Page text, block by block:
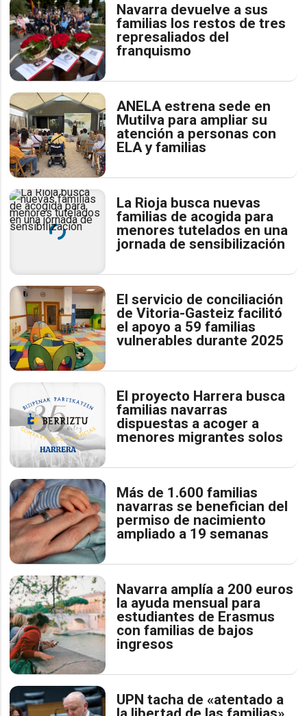
Navarra devuelve a sus
familias los restos de tres
represaliados del
franquismo
ANELA estrena sede en
Mutilva para ampliar su
atención a personas con
ELA y familias
La Rioja busca nuevas
familias de acogida para
menores tutelados en una
jornada de sensibilización
El servicio de conciliación
de Vitoria-Gasteiz facilitó
el apoyo a 59 familias
vulnerables durante 2025
El proyecto Harrera busca
familias navarras
dispuestas a acoger a
menores migrantes solos
Más de 1.600 familias
navarras se benefician del
permiso de nacimiento
ampliado a 19 semanas
Navarra amplía a 200 euros
la ayuda mensual para
estudiantes de Erasmus
con familias de bajos
ingresos
UPN tacha de «atentado a